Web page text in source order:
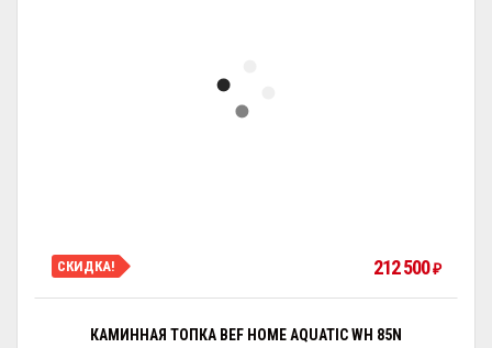
СКИДКА! 212 500₽
КАМИННАЯ ТОПКА BEF HOME AQUATIC WH 85N